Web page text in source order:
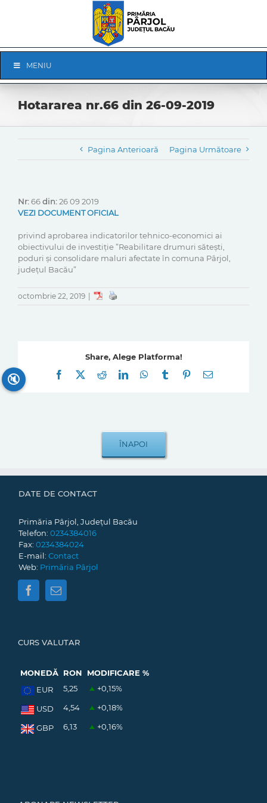
Navigation
MENIU
Hotararea nr.66 din 26-09-2019
Pagina Anterioară Pagina Următoare
Nr:66din:26 09 2019
VEZI DOCUMENT OFICIAL
privind aprobarea indicatorilor tehnico-economici ai
obiectivului de investiție ”Reabilitare drumuri sătești,
poduri și consolidare maluri afectate în comuna Pârjol,
județul Bacău”
octombrie 22, 2019
Share, Alege Platforma!
Facebook
RedditLinkedInWhatsApp
Tumblr Pinterest
E-
DATE DE CONTACT
Primăria Pârjol, Județul Bacău
Telefon: 0234384016
Fax: 0234384024
E-mail: Contact
Web: Primăria Pârjol
CURS VALUTAR
MONEDĂ RON
MODIFICARE %
EUR
5,25 +0,15%
USD 4,54 +0,18%
GBP 6,13 +0,16%
🔇